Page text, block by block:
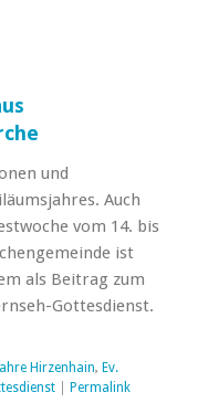
und
Auch
vom 14. bis
ist
als Beitrag zum
Gottesdienst.
Hirzenhain, Ev.
Permalink